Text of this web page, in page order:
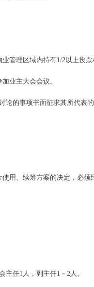
理区域内持有1/2以上投票
业主大会会议。
的事项书面征求其所代表
、续筹方案的决定，必须
任1人，副主任1－2人。